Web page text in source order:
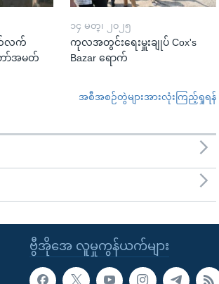
လက်
ာ်အမတ်
၁၄ မတ္၊ ၂၀၂၅
ကုလအတွင်းရေးမှူးချုပ် Cox's
Bazar ရောက်
အစီအစဉ်တွဲများအားလုံးကြည့်ရှုရန်
ဗွီအိုအေ လူမှုကွန်ယက်များ